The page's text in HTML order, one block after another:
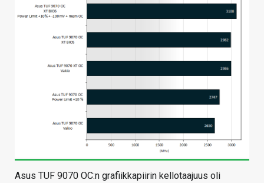
Asus TUF 9070 OC:n grafiikkapiirin kellotaajuus oli